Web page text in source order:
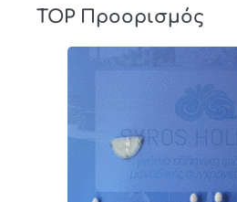
TOP Προορισμός